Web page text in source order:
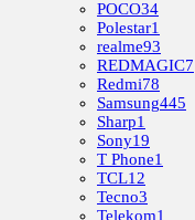
POCO34
Polestar1
realme93
REDMAGIC7
Redmi78
Samsung445
Sharp1
Sony19
T Phone1
TCL12
Tecno3
Telekom1